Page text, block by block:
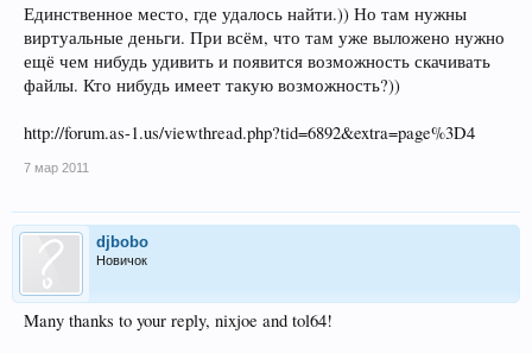
Единственное место, где удалось найти.)) Но там нужны
виртуальные деньги. При всём, что там уже выложено нужно
ещё чем нибудь удивить и появится возможность скачивать
файлы. Кто нибудь имеет такую возможность?))
http://forum.as-1.us/viewthread.php?tid=6892&extra=page%3D4
7 мар 2011
djbobo
Новичок
Many thanks to your reply, nixjoe and tol64!